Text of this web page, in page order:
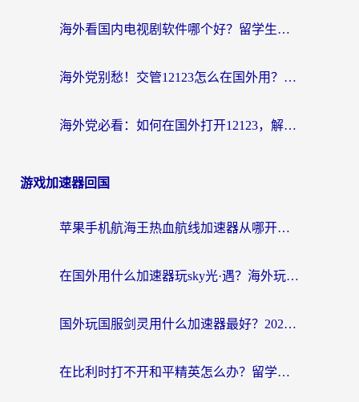
海外看国内电视剧软件哪个好？留学生亲测有效的追剧加速方案
海外党别愁！交管12123怎么在国外用？一篇搞定回国资源访问难题
海外党必看：如何在国外打开12123，解决小程序登录难题
游戏加速器回国
苹果手机航海王热血航线加速器从哪开启？海外玩家国服畅玩全攻略
在国外用什么加速器玩sky光·遇？海外玩家国服畅玩终极指南（附魔兽世界狂暴传奇解决方案）
国外玩国服剑灵用什么加速器最好？2026海外玩家亲测指南（附魔兽世界怀旧服精灵之境加速技巧）
在比利时打不开和平精英怎么办？留学生亲测有效的国服游戏加速方案